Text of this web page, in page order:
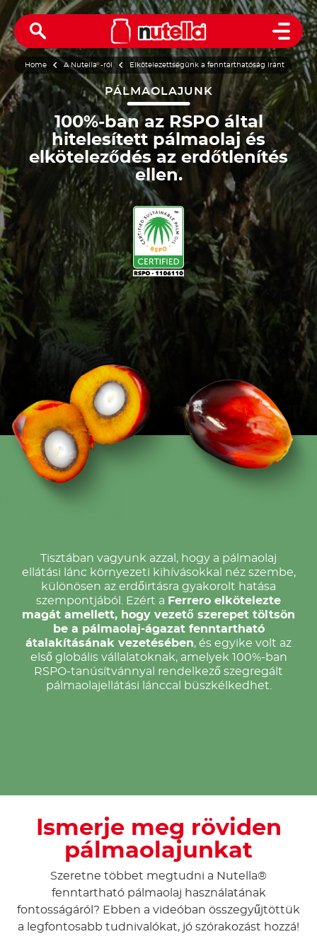
Open
Home A Nutella®-ról Elkötelezettségünk a fenntarthatóság iránt
PÁLMAOLAJUNK
100%-ban az RSPO által
hitelesített pálmaolaj és
elköteleződés az erdőtlenítés
ellen.
Tisztában vagyunk azzal, hogy a pálmaolaj
ellátási lánc környezeti kihívásokkal néz szembe,
különösen az erdőirtásra gyakorolt hatása
szempontjából. Ezért a Ferrero elkötelezte
magát amellett, hogy vezető szerepet töltsön
be a pálmaolaj-ágazat fenntartható
átalakításának vezetésében, és egyike volt az
első globális vállalatoknak, amelyek 100%-ban
RSPO-tanúsítvánnyal rendelkező szegregált
pálmaolajellátási lánccal büszkélkedhet.
Ismerje meg röviden
pálmaolajunkat
Szeretne többet megtudni a Nutella®
fenntartható pálmaolaj használatának
fontosságáról? Ebben a videóban összegyűjtöttük
a legfontosabb tudnivalókat, jó szórakozást hozzá!